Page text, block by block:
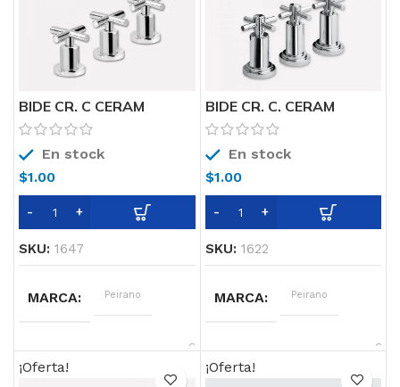
Castilla
COLOR Cromo
LINEA Burgos Lever
BIDE CR. C CERAM
VALENCIA 70-122
Peirano
En stock
$1.00
SKU: 1647
MARCA Peirano
CARACTERISTICAS
Cierre
cerámico
BIDE CR. C. CERAM
COUREL 320 Peirano
En stock
$1.00
SKU: 1622
MARCA Peirano
CARACTERISTICAS
¡Oferta! ¡Oferta!